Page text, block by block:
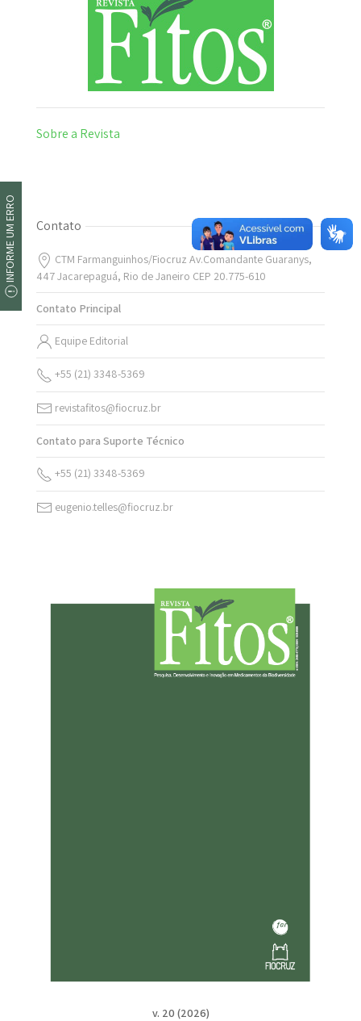
Sobre a Revista
Contato
CTM Farmanguinhos/Fiocruz Av.Comandante Guaranys,
447 Jacarepaguá, Rio de Janeiro CEP 20.775-610
Contato Principal
Equipe Editorial
+55 (21) 3348-5369
revistafitos@fiocruz.br
Contato para Suporte Técnico
+55 (21) 3348-5369
eugenio.telles@fiocruz.br
v. 20 (2026)
INFORME UM ERRO